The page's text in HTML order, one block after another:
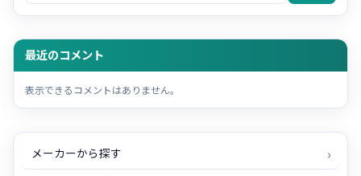
最近のコメント
表示できるコメントはありません。
メーカーから探す